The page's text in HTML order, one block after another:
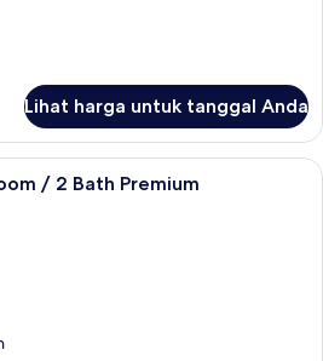
Lihat harga untuk tanggal Anda
Lakeview
/ 2 Bath Premium